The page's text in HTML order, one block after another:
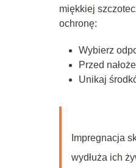
miękkiej
ochronę:
Wybierz
Przed
Unikaj
Impregnacja
wydłuża ich